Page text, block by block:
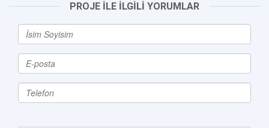
PROJE İLE İLGİLİ YORUMLAR